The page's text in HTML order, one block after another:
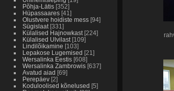
Põhja-Lätis [352]
Hüpassaares [41]
Olustvere hoidiste mess [94]
Sügislaat [331]
Külalised Hajnowkast [224]
Külalised Ulvilast [109]
Lindilõikamine [103]
Lepakose Lugemised [21]
Wersalinka Eestis [608]
Wersalinka Zambrowis [637]
Avatud aiad [69]
Perepäev [2]
Koduloolised kõnelused [5]